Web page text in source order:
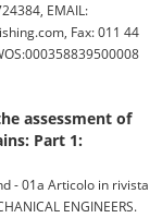
EMAIL:
Fax: 011 44
assessment of
Part 1:
- 01a Articolo in rivista
ENGINEERS.